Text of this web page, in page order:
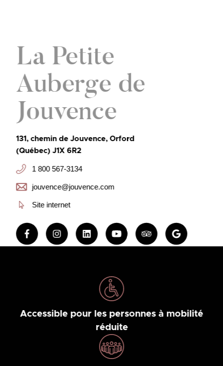
La Petite
Auberge de
Jouvence
131, chemin de Jouvence, Orford
(Québec) J1X 6R2
1 800 567-3134
jouvence@jouvence.com
Site internet
Accessible pour les personnes à mobilité
réduite